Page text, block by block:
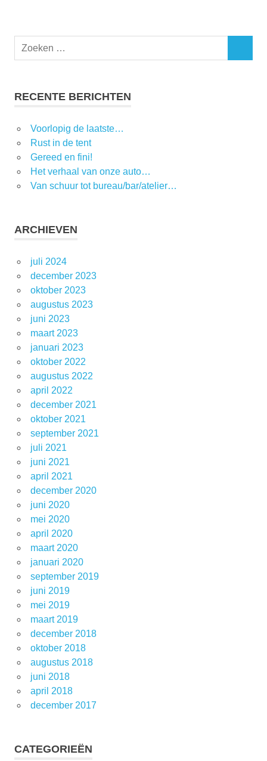
RECENTE BERICHTEN
Voorlopig de laatste…
Rust in de tent
Gereed en fini!
Het verhaal van onze auto…
Van schuur tot bureau/bar/atelier…
ARCHIEVEN
juli 2024
december 2023
oktober 2023
augustus 2023
juni 2023
maart 2023
januari 2023
oktober 2022
augustus 2022
april 2022
december 2021
oktober 2021
september 2021
juli 2021
juni 2021
april 2021
december 2020
juni 2020
mei 2020
april 2020
maart 2020
januari 2020
september 2019
juni 2019
mei 2019
maart 2019
december 2018
oktober 2018
augustus 2018
juni 2018
april 2018
december 2017
CATEGORIEËN